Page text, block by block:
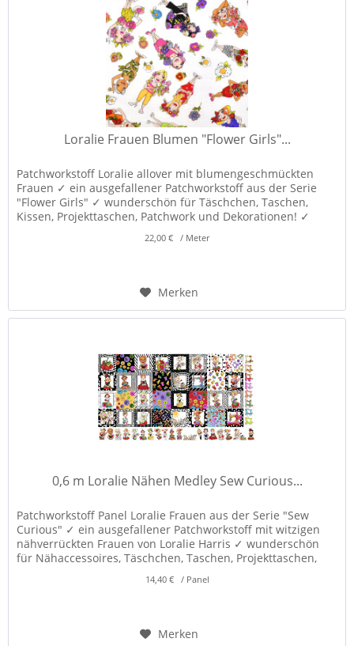
Loralie Frauen Blumen "Flower Girls"...
Patchworkstoff Loralie allover mit blumengeschmückten
Frauen ✓ ein ausgefallener Patchworkstoff aus der Serie
"Flower Girls" ✓ wunderschön für Täschchen, Taschen,
Kissen, Projekttaschen, Patchwork und Dekorationen! ✓
22,00 € / Meter
Merken
0,6 m Loralie Nähen Medley Sew Curious...
Patchworkstoff Panel Loralie Frauen aus der Serie "Sew
Curious" ✓ ein ausgefallener Patchworkstoff mit witzigen
nähverrückten Frauen von Loralie Harris ✓ wunderschön
für Nähaccessoires, Täschchen, Taschen, Projekttaschen,
14,40 € / Panel
Merken